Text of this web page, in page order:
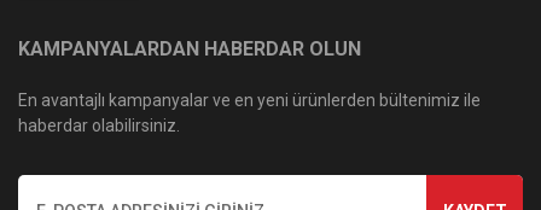
KAMPANYALARDAN HABERDAR OLUN
En avantajlı kampanyalar ve en yeni ürünlerden bültenimiz ile
haberdar olabilirsiniz.